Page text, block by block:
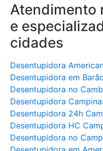
Atendimento
e
cidades
Desentupidora
Desentupidora em
Desentupidora no
Desentupidora
Desentupidora 24h
Desentupidora HC
Desentupidora no